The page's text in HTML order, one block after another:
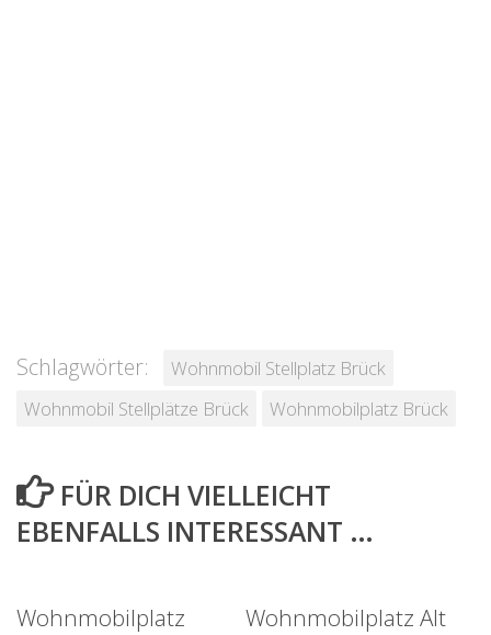
Schlagwörter:
Wohnmobil Stellplatz Brück
Wohnmobil Stellplätze Brück
Wohnmobilplatz Brück
FÜR DICH VIELLEICHT
EBENFALLS INTERESSANT …
Wohnmobilplatz
Wohnmobilplatz Alt